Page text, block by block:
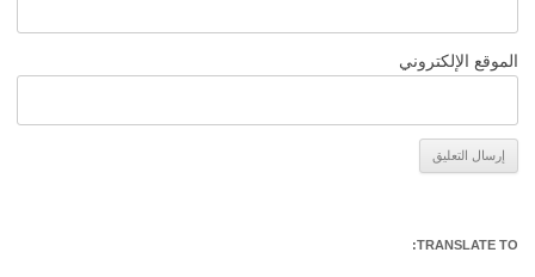
الموقع الإلكتروني
TRANSLATE TO: